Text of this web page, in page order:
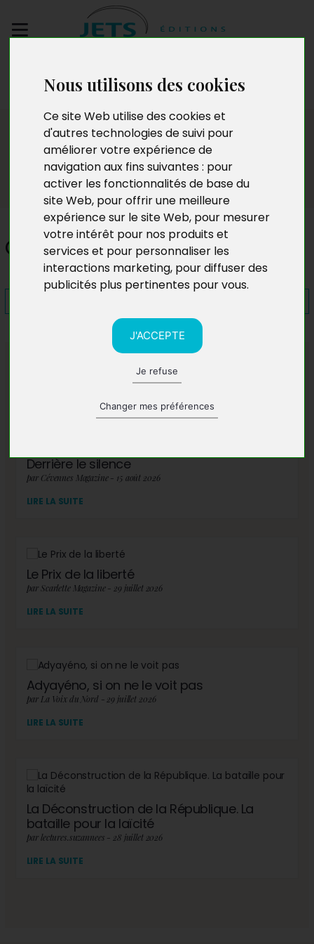
Nous utilisons des cookies
Ce site Web utilise des cookies et
d'autres technologies de suivi pour
améliorer votre expérience de
navigation aux fins suivantes : pour
activer les fonctionnalités de base du
site Web, pour offrir une meilleure
expérience sur le site Web, pour mesurer
votre intérêt pour nos produits et
services et pour personnaliser les
interactions marketing, pour diffuser des
publicités plus pertinentes pour vous.
J'ACCEPTE
Je refuse
Changer mes préférences
manuscrit
Presse
Charles de malchanceux
A lire également
Derrière le silence
par Cévennes Magazine - 15 août 2026
LIRE LA SUITE
Le Prix de la liberté
par Scarlette Magazine - 29 juillet 2026
LIRE LA SUITE
Adyayéno, si on ne le voit pas
par La Voix du Nord - 29 juillet 2026
LIRE LA SUITE
La Déconstruction de la République. La
bataille pour la laïcité
par lectures.suzannees - 28 juillet 2026
LIRE LA SUITE